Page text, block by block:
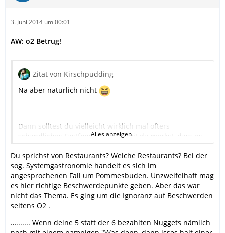
3. Juni 2014 um 00:01
AW: o2 Betrug!
Zitat von Kirschpudding
Na aber natürlich nicht
Dann solltest du vielleicht wirklich mal öfters
schändliches Fastfood essen, damit du merkst, dass es
Restaurant gibt.
Wenn deine 5 statt der 6 bezahlten Nuggets nämlich
noch mit einem pampigen "Was denn, dann isses halt
einer weniger. Stellen sie sich mal nicht so an" serviert
werden, wirst du auch nicht mehr freundlich lächeln
Alles anzeigen
Du sprichst von Restaurants? Welche Restaurants? Bei der
sog. Systemgastronomie handelt es sich im
angesprochenen Fall um Pommesbuden. Unzweifelhaft mag
es hier richtige Beschwerdepunkte geben. Aber das war
nicht das Thema. Es ging um die Ignoranz auf Beschwerden
seitens O2 .
…....... Wenn deine 5 statt der 6 bezahlten Nuggets nämlich